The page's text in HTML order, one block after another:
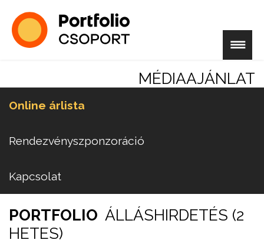
MÉDIAAJÁNLAT
Online árlista
Rendezvényszponzoráció
Kapcsolat
PORTFOLIO ÁLLÁSHIRDETÉS (2
HETES)